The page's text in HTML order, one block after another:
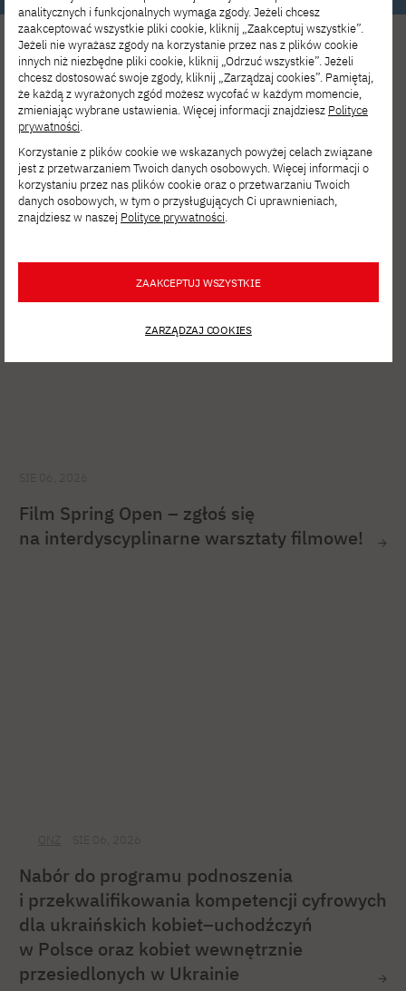
Zobacz inne
aktualności
Film Spring Open – zgłoś się
na interdyscyplinarne warsztaty filmowe!
Nabór do programu podnoszenia
i przekwalifikowania kompetencji cyfrowych
dla ukraińskich kobiet–uchodźczyń
w Polsce oraz kobiet wewnętrznie
przesiedlonych w Ukrainie
analitycznych i funkcjonalnych wymaga zgody. Jeżeli chcesz
zaakceptować wszystkie pliki cookie, kliknij „Zaakceptuj wszystkie”.
Jeżeli nie wyrażasz zgody na korzystanie przez nas z plików cookie
innych niż niezbędne pliki cookie, kliknij „Odrzuć wszystkie”. Jeżeli
chcesz dostosować swoje zgody, kliknij „Zarządzaj cookies”. Pamiętaj,
że każdą z wyrażonych zgód możesz wycofać w każdym momencie,
zmieniając wybrane ustawienia. Więcej informacji znajdziesz Polityce
prywatności.
Korzystanie z plików cookie we wskazanych powyżej celach związane
jest z przetwarzaniem Twoich danych osobowych. Więcej informacji o
korzystaniu przez nas plików cookie oraz o przetwarzaniu Twoich
danych osobowych, w tym o przysługujących Ci uprawnieniach,
znajdziesz w naszej Polityce prywatności.
ZAAKCEPTUJ WSZYSTKIE
ZARZĄDZAJ COOKIES